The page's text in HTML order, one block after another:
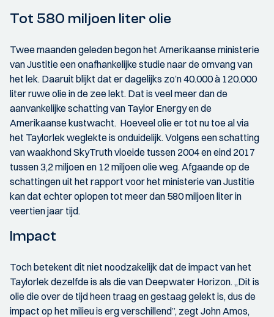
Tot 580 miljoen liter olie
Twee maanden geleden begon het Amerikaanse ministerie
van Justitie een onafhankelijke studie naar de omvang van
het lek. Daaruit blijkt dat er dagelijks zo’n 40.000 à 120.000
liter ruwe olie in de zee lekt. Dat is veel meer dan de
aanvankelijke schatting van Taylor Energy en de
Amerikaanse kustwacht. Hoeveel olie er tot nu toe al via
het Taylorlek weglekte is onduidelijk. Volgens een schatting
van waakhond SkyTruth vloeide tussen 2004 en eind 2017
tussen 3,2 miljoen en 12 miljoen olie weg. Afgaande op de
schattingen uit het rapport voor het ministerie van Justitie
kan dat echter oplopen tot meer dan 580 miljoen liter in
veertien jaar tijd.
Impact
Toch betekent dit niet noodzakelijk dat de impact van het
Taylorlek dezelfde is als die van Deepwater Horizon. ,,Dit is
olie die over de tijd heen traag en gestaag gelekt is, dus de
impact op het milieu is erg verschillend”, zegt John Amos,